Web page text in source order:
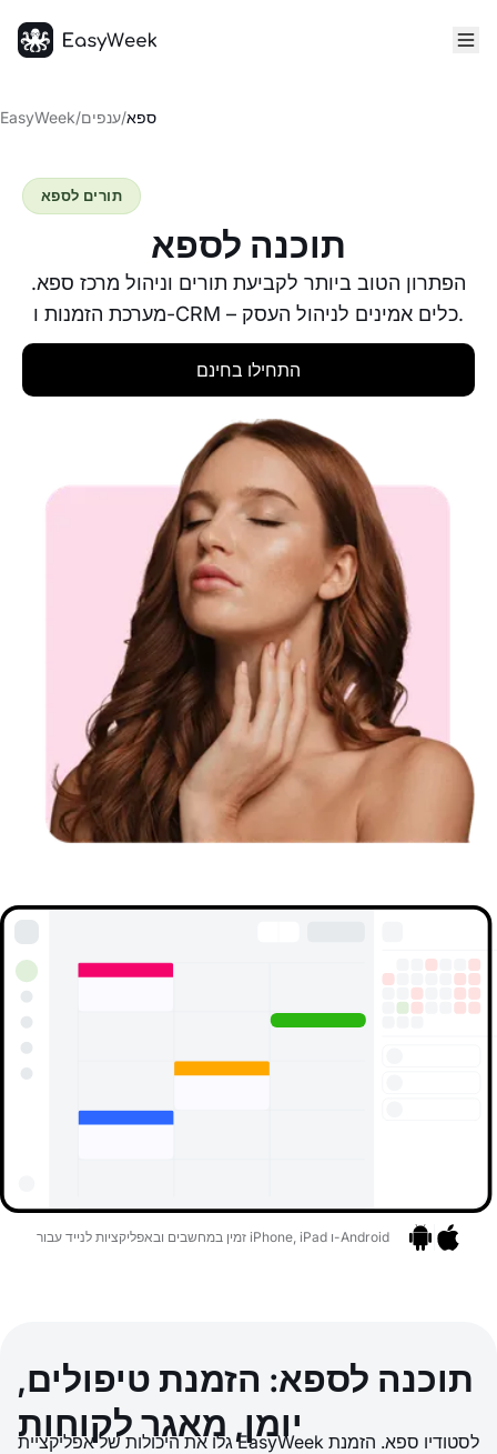
EasyWeek/ענפים/ספא
תוכנה לספא
הפתרון הטוב ביותר לקביעת תורים וניהול מרכז ספא.
מערכת הזמנות ו-CRM – כלים אמינים לניהול העסק.
תורים לספא
התחילו בחינם
זמין במחשבים ובאפליקציות לנייד עבור iPhone, iPad ו-Android
תוכנה לספא: הזמנת טיפולים,
יומן, מאגר לקוחות
גלו את היכולות של אפליקציית EasyWeek לסטודיו ספא. הזמנת